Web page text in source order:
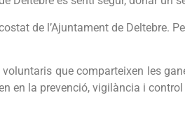
de l’Ajuntament de Deltebre.
que comparteixen les
en la prevenció, vigilància i